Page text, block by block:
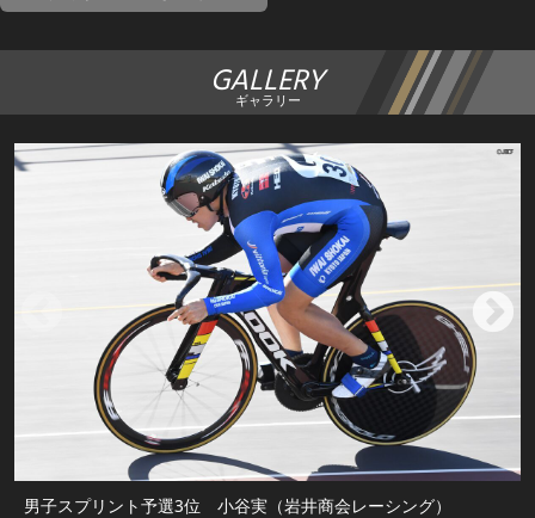
GALLERY
ギャラリー
男子スプリント予選3位 小谷実（岩井商会レーシング）